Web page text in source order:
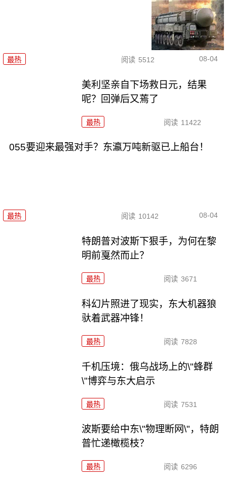
最热 阅读 5512 08-04
美利坚亲自下场救日元，结果
呢？回弹后又蔫了
最热 阅读 11422
055要迎来最强对手？东瀛万吨新驱已上船台！
最热 阅读 10142 08-04
特朗普对波斯下狠手，为何在黎
明前戛然而止？
最热 阅读 3671
科幻片照进了现实，东大机器狼
驮着武器冲锋！
最热 阅读 7828
千机压境：俄乌战场上的\"蜂群
\"博弈与东大启示
最热 阅读 7531
波斯要给中东\"物理断网\"，特朗
普忙递橄榄枝？
最热 阅读 6296